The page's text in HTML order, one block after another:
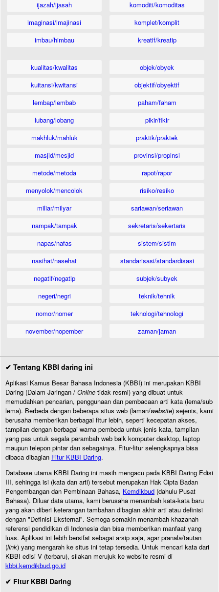
ijazah/ijasah
imaginasi/imajinasi
imbau/himbau
komoditi/komoditas
komplet/komplit
kreatif/kreatip
kualitas/kwalitas
kuitansi/kwitansi
lembap/lembab
lubang/lobang
makhluk/mahluk
masjid/mesjid
metode/metoda
menyolok/mencolok
miliar/milyar
nampak/tampak
napas/nafas
nasihat/nasehat
negatif/negatip
negeri/negri
nomor/nomer
november/nopember
objek/obyek
objektif/obyektif
paham/faham
pikir/fikir
praktik/praktek
provinsi/propinsi
rapot/rapor
risiko/resiko
sariawan/seriawan
sekretaris/sekertaris
sistem/sistim
standarisasi/standardisasi
subjek/subyek
teknik/tehnik
teknologi/tehnologi
zaman/jaman
✔ Tentang KBBI daring ini
Aplikasi Kamus Besar Bahasa Indonesia (KBBI) ini merupakan KBBI
Daring (Dalam Jaringan / Online tidak resmi) yang dibuat untuk
memudahkan pencarian, penggunaan dan pembacaan arti kata (lema/sub
lema). Berbeda dengan beberapa situs web (laman/website) sejenis, kami
berusaha memberikan berbagai fitur lebih, seperti kecepatan akses,
tampilan dengan berbagai warna pembeda untuk jenis kata, tampilan
yang pas untuk segala perambah web baik komputer desktop, laptop
maupun telepon pintar dan sebagainya. Fitur-fitur selengkapnya bisa
dibaca dibagian Fitur KBBI Daring.
Database utama KBBI Daring ini masih mengacu pada KBBI Daring Edisi
III, sehingga isi (kata dan arti) tersebut merupakan Hak Cipta Badan
Pengembangan dan Pembinaan Bahasa, Kemdikbud (dahulu Pusat
Bahasa). Diluar data utama, kami berusaha menambah kata-kata baru
yang akan diberi keterangan tambahan dibagian akhir arti atau definisi
dengan "Definisi Eksternal". Semoga semakin menambah khazanah
referensi pendidikan di Indonesia dan bisa memberikan manfaat yang
luas. Aplikasi ini lebih bersifat sebagai arsip saja, agar pranala/tautan
(link) yang mengarah ke situs ini tetap tersedia. Untuk mencari kata dari
KBBI edisi V (terbaru), silakan merujuk ke website resmi di
kbbi.kemdikbud.go.id
✔ Fitur KBBI Daring